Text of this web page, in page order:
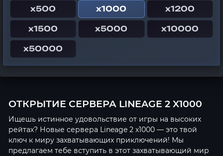
x500 x1000 x1200
x1500 x5000 x10000
x50000
ОТКРЫТИЕ СЕРВЕРА LINEAGE 2 X1000
Ищешь истинное удовольствие от игры на высоких
рейтах? Новые сервера Lineage 2 x1000 — это твой
ключ к миру захватывающих приключений! Мы
предлагаем тебе вступить в этот захватывающий мир